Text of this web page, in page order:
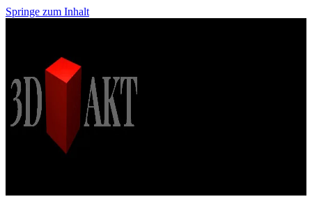
Springe zum Inhalt